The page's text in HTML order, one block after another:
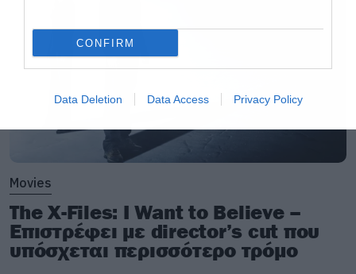
CONFIRM
Data Deletion Data Access Privacy Policy
Movies
The X-Files: I Want to Believe –
Επιστρέφει με director’s cut που
υπόσχεται περισσότερο τρόμο